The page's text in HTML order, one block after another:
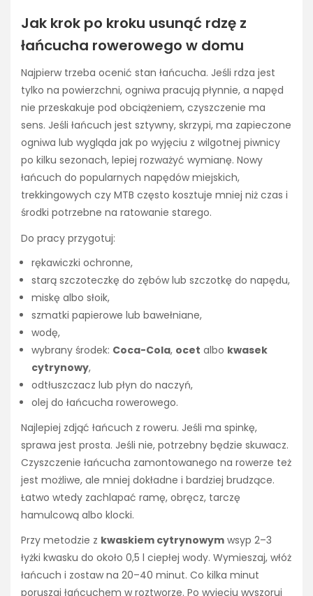
Jak krok po kroku usunąć rdzę z
łańcucha rowerowego w domu
Najpierw trzeba ocenić stan łańcucha. Jeśli rdza jest
tylko na powierzchni, ogniwa pracują płynnie, a napęd
nie przeskakuje pod obciążeniem, czyszczenie ma
sens. Jeśli łańcuch jest sztywny, skrzypi, ma zapieczone
ogniwa lub wygląda jak po wyjęciu z wilgotnej piwnicy
po kilku sezonach, lepiej rozważyć wymianę. Nowy
łańcuch do popularnych napędów miejskich,
trekkingowych czy MTB często kosztuje mniej niż czas i
środki potrzebne na ratowanie starego.
Do pracy przygotuj:
rękawiczki ochronne,
starą szczoteczkę do zębów lub szczotkę do napędu,
miskę albo słoik,
szmatki papierowe lub bawełniane,
wodę,
wybrany środek: Coca-Cola, ocet albo kwasek
cytrynowy,
odtłuszczacz lub płyn do naczyń,
olej do łańcucha rowerowego.
Najlepiej zdjąć łańcuch z roweru. Jeśli ma spinkę,
sprawa jest prosta. Jeśli nie, potrzebny będzie skuwacz.
Czyszczenie łańcucha zamontowanego na rowerze też
jest możliwe, ale mniej dokładne i bardziej brudzące.
Łatwo wtedy zachlapać ramę, obręcz, tarczę
hamulcową albo klocki.
Przy metodzie z kwaskiem cytrynowym wsyp 2–3
łyżki kwasku do około 0,5 l ciepłej wody. Wymieszaj, włóż
łańcuch i zostaw na 20–40 minut. Co kilka minut
poruszaj łańcuchem w roztworze. Po wyjęciu wyszoruj